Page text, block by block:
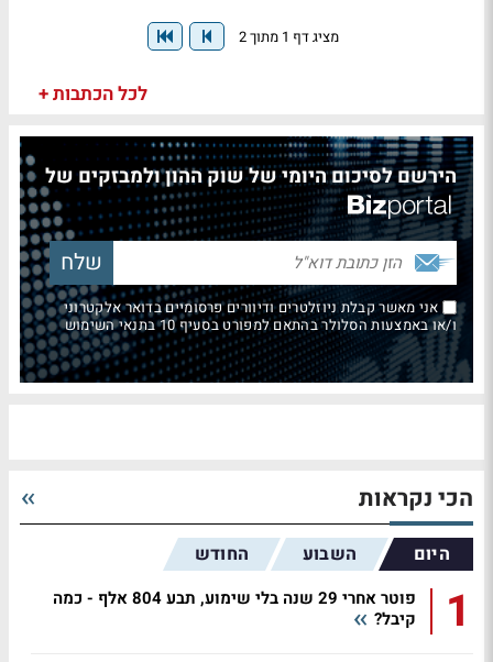
מציג דף 1 מתוך 2
לכל הכתבות +
הירשם לסיכום היומי של שוק ההון ולמבזקים של
אני מאשר קבלת ניוזלטרים ודיוורים פרסומיים בדואר אלקטרוני
ו/או באמצעות הסלולר בהתאם למפורט בסעיף 10 בתנאי השימוש
הכי נקראות
היום השבוע החודש
1
פוטר אחרי 29 שנה בלי שימוע, תבע 804 אלף - כמה
קיבל?